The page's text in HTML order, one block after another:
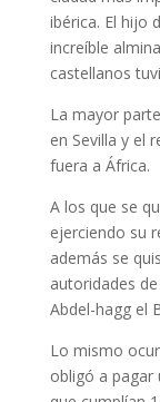
lucha en
cae la ciudad
leoneses y
ciudad más
ibérica. El hijo
increíble
castellanos
La mayor
en Sevilla y el
fuera a África.
A los que se
ejerciendo su
además se
autoridades